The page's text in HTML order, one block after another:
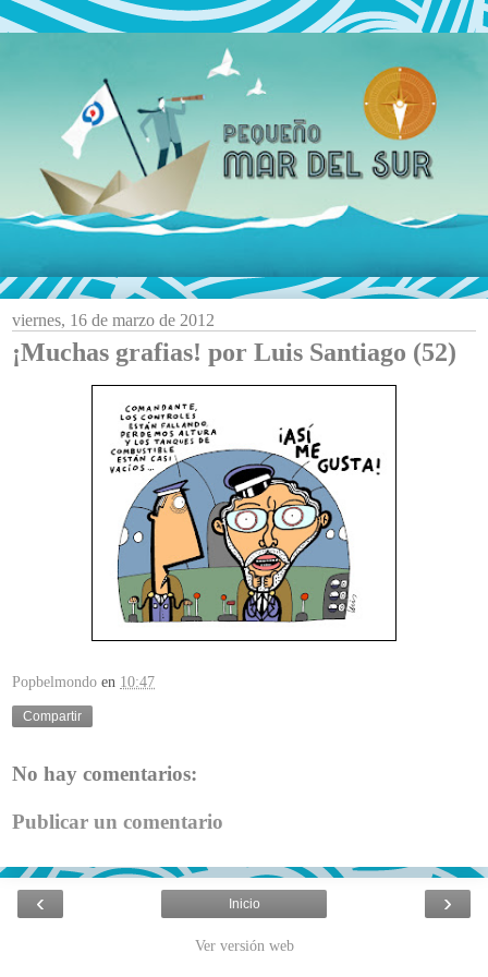
viernes, 16 de marzo de 2012
¡Muchas grafias! por Luis Santiago (52)
Popbelmondo en 10:47
Compartir
No hay comentarios:
Publicar un comentario
‹ ›
Inicio
Ver versión web